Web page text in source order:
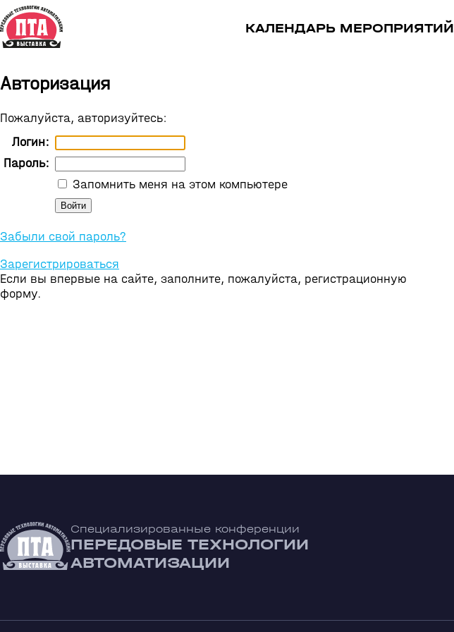
КАЛЕНДАРЬ МЕРОПРИЯТИЙ
Авторизация
Пожалуйста, авторизуйтесь:
Логин:
Пароль:
Запомнить меня на этом компьютере
Забыли свой пароль?
Зарегистрироваться
Если вы впервые на сайте, заполните, пожалуйста, регистрационную
форму.
Специализированные конференции
ПЕРЕДОВЫЕ ТЕХНОЛОГИИ
АВТОМАТИЗАЦИИ